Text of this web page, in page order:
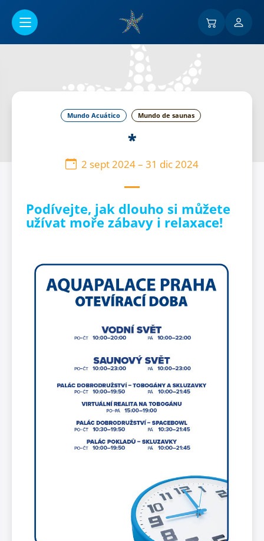
Mundo Acuático Mundo de saunas
*
2 sept 2024– 31 dic 2024
Podívejte, jak dlouho si můžete
užívat moře zábavy i relaxace!